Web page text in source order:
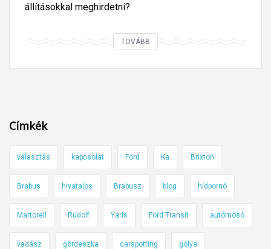
állításokkal meghirdetni?
TOVÁBB
g
z
e
k
e
Címkék
választás kapcsolat Ford Ka Brixton
Brabus hivatalos Brabusz blog hídpornó
Martorell Rudolf Yaris Ford Transit autómosó
vadász gördeszka carspotting gólya